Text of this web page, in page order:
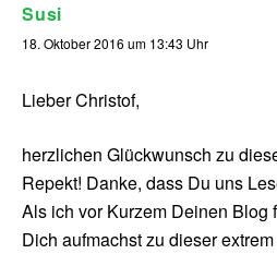
Susi
18. Oktober 2016 um 13:43 Uhr
Lieber Christof,
herzlichen Glückwunsch zu
Repekt! Danke, dass Du uns
Als ich vor Kurzem Deinen Blog
Dich aufmachst zu dieser